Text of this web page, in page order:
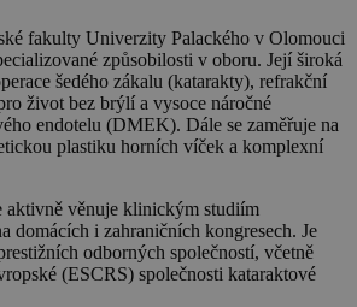
fakulty Univerzity Palackého v Olomouci
způsobilosti v oboru. Její široká
šedého zákalu (katarakty), refrakční
život bez brýlí a vysoce náročné
endotelu (DMEK). Dále se zaměřuje na
plastiku horních víček a komplexní
aktivně věnuje klinickým studiím
domácích i zahraničních kongresech. Je
odborných společností, včetně
(ESCRS) společnosti kataraktové